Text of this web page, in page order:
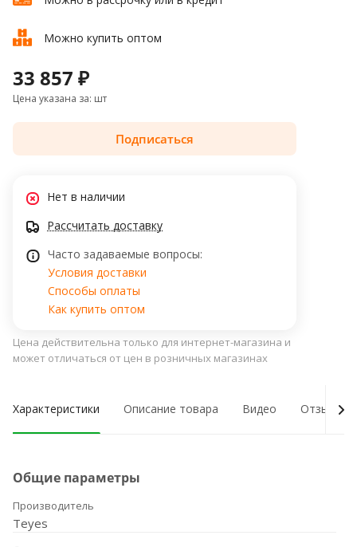
Можно купить оптом
33 857 ₽
Цена указана за: шт
Подписаться
Нет в наличии
Рассчитать доставку
Часто задаваемые вопросы:
Условия доставки
Способы оплаты
Как купить оптом
Цена действительна только для интернет-магазина и
может отличаться от цен в розничных магазинах
Характеристики Описание товара Видео Отзывы о
Общие параметры
Производитель
Teyes